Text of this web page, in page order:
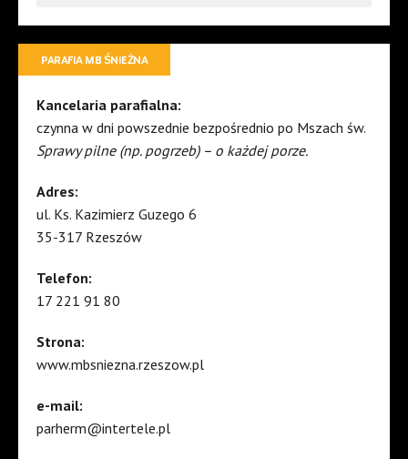
PARAFIA MB ŚNIEŻNA
Kancelaria parafialna:
czynna w dni powszednie bezpośrednio po Mszach św.
Sprawy pilne (np. pogrzeb) – o każdej porze.
Adres:
ul. Ks. Kazimierz Guzego 6
35-317 Rzeszów
Telefon:
17 221 91 80
Strona:
www.mbsniezna.rzeszow.pl
e-mail:
parherm@intertele.pl